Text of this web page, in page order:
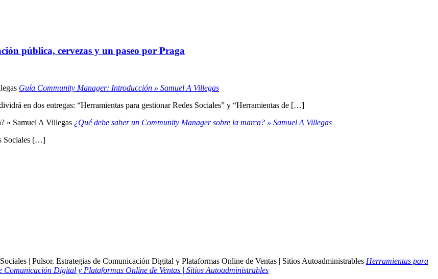
pública, cervezas y un paseo por Praga
Guía Community Manager: Introducción » Samuel A Villegas
en dos entregas: “Herramientas para gestionar Redes Sociales” y “Herramientas de […]
¿Qué debe saber un Community Manager sobre la marca? » Samuel A Villegas
Sociales […]
Herramientas para
Comunicación Digital y Plataformas Online de Ventas | Sitios Autoadministrables